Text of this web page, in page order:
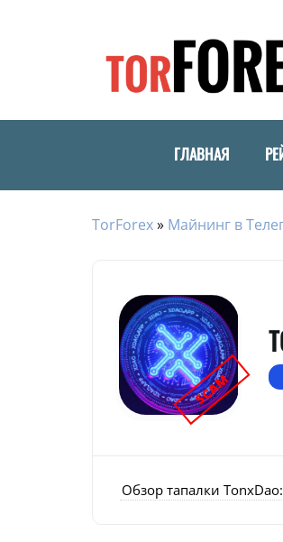
ГЛАВНАЯ
TorForex» Майнинг в
SCAM
Обзор тапалки